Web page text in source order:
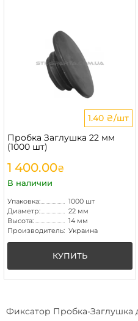
1.40 ₴/шт
Пробка Заглушка 22 мм
(1000 шт)
1 400.00₴
В наличии
Упаковка:
1000 шт
Диаметр:
22 мм
Высота:
14 мм
Производитель: Украина
КУПИТЬ
Фиксатор Пробка-Заглушка